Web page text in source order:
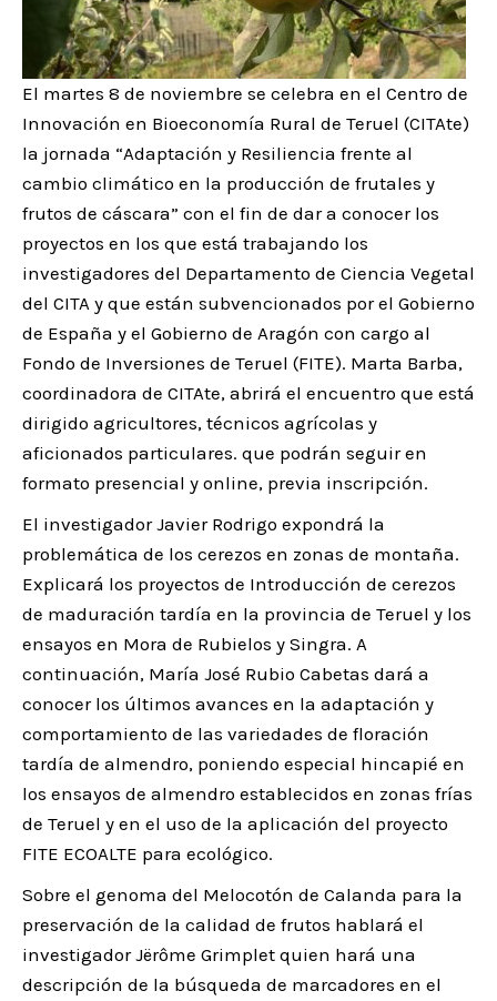
El martes 8 de noviembre se celebra en el Centro de
Innovación en Bioeconomía Rural de Teruel (CITAte)
la jornada “Adaptación y Resiliencia frente al
cambio climático en la producción de frutales y
frutos de cáscara” con el fin de dar a conocer los
proyectos en los que está trabajando los
investigadores del Departamento de Ciencia Vegetal
del CITA y que están subvencionados por el Gobierno
de España y el Gobierno de Aragón con cargo al
Fondo de Inversiones de Teruel (FITE). Marta Barba,
coordinadora de CITAte, abrirá el encuentro que está
dirigido agricultores, técnicos agrícolas y
aficionados particulares. que podrán seguir en
formato presencial y online, previa inscripción.
El investigador Javier Rodrigo expondrá la
problemática de los cerezos en zonas de montaña.
Explicará los proyectos de Introducción de cerezos
de maduración tardía en la provincia de Teruel y los
ensayos en Mora de Rubielos y Singra. A
continuación, María José Rubio Cabetas dará a
conocer los últimos avances en la adaptación y
comportamiento de las variedades de floración
tardía de almendro, poniendo especial hincapié en
los ensayos de almendro establecidos en zonas frías
de Teruel y en el uso de la aplicación del proyecto
FITE ECOALTE para ecológico.
Sobre el genoma del Melocotón de Calanda para la
preservación de la calidad de frutos hablará el
investigador Jërôme Grimplet quien hará una
descripción de la búsqueda de marcadores en el